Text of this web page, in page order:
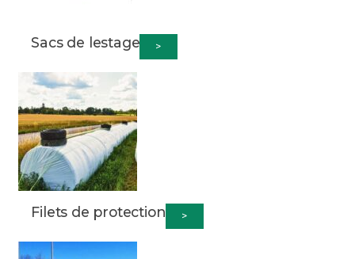
Sacs de lestage >
Filets de protection >